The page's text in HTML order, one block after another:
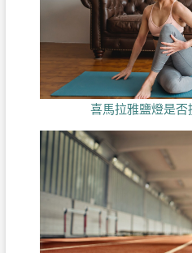
喜馬拉雅鹽燈是否